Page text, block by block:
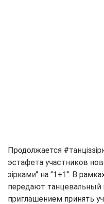
Продолжается
эстафета участников
зірками" на "1+1". В
передают танцевальный
приглашением принять